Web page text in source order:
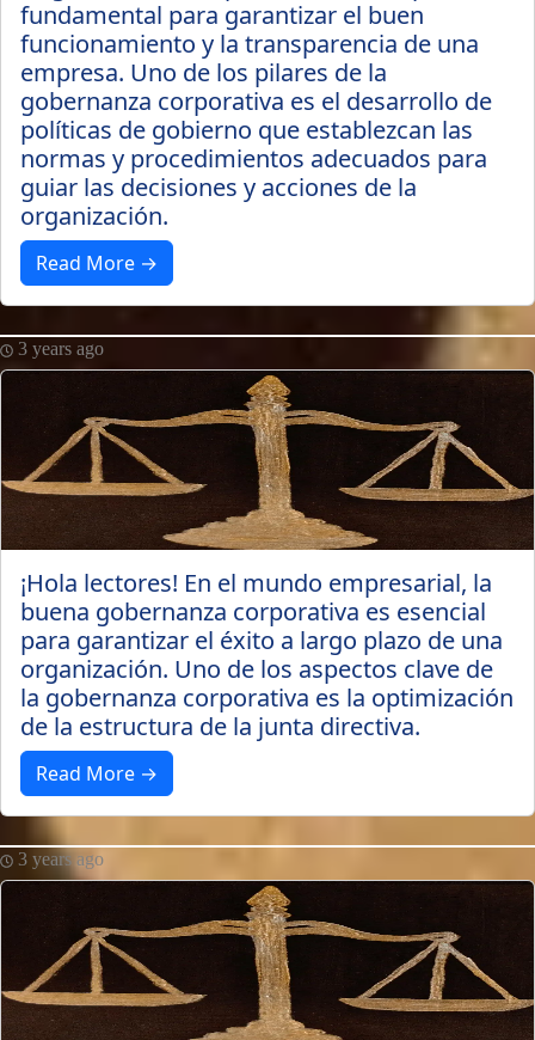
fundamental para garantizar el buen
funcionamiento y la transparencia de una
empresa. Uno de los pilares de la
gobernanza corporativa es el desarrollo de
políticas de gobierno que establezcan las
normas y procedimientos adecuados para
guiar las decisiones y acciones de la
organización.
Read More →
3 years ago
¡Hola lectores! En el mundo empresarial, la
buena gobernanza corporativa es esencial
para garantizar el éxito a largo plazo de una
organización. Uno de los aspectos clave de
la gobernanza corporativa es la optimización
de la estructura de la junta directiva.
Read More →
3 years ago